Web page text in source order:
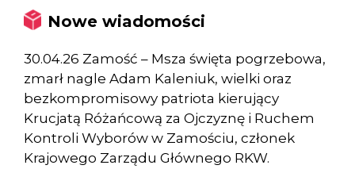
Nowe wiadomości
30.04.26 Zamość – Msza święta pogrzebowa,
zmarł nagle Adam Kaleniuk, wielki oraz
bezkompromisowy patriota kierujący
Krucjatą Różańcową za Ojczyznę i Ruchem
Kontroli Wyborów w Zamościu, członek
Krajowego Zarządu Głównego RKW.